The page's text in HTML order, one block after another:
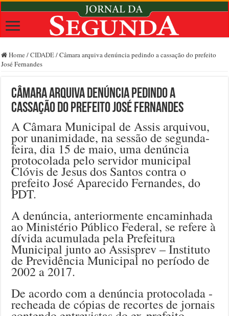
Home /CIDADE/Câmara arquiva denúncia pedindo a cassação do prefeito
José Fernandes
Câmara arquiva denúncia pedindo a
cassação do prefeito José Fernandes
A Câmara Municipal de Assis arquivou,
por unanimidade, na sessão de segunda-
feira, dia 15 de maio, uma denúncia
protocolada pelo servidor municipal
Clóvis de Jesus dos Santos contra o
prefeito José Aparecido Fernandes, do
PDT.
A denúncia, anteriormente encaminhada
ao Ministério Público Federal, se refere à
dívida acumulada pela Prefeitura
Municipal junto ao Assisprev – Instituto
de Previdência Municipal no período de
2002 a 2017.
De acordo com a denúncia protocolada -
recheada de cópias de recortes de jornais